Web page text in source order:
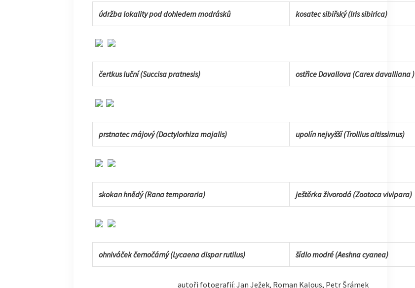
údržba lokality pod dohledem modrásků kosatec sibiřský (Iris sibirica)
čertkus luční (Succisa pratnesis) ostřice Davallova (Carex davalliana )
prstnatec májový (Dactylorhiza majalis) upolín nejvyšší (Trollius altissimus)
skokan hnědý (Rana temporaria) ještěrka živorodá (Zootoca vivipara)
ohniváček černočárný (Lycaena dispar rutilus) šídlo modré (Aeshna cyanea)
autoři fotografií: Jan Ježek, Roman Kalous, Petr Šrámek